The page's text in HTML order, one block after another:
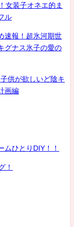
装子オネエ的ま
ル
速報！超氷河期世
グナス氷子の愛の
供が欲しいど陰キ
画編
ムひとりDIY！！
！